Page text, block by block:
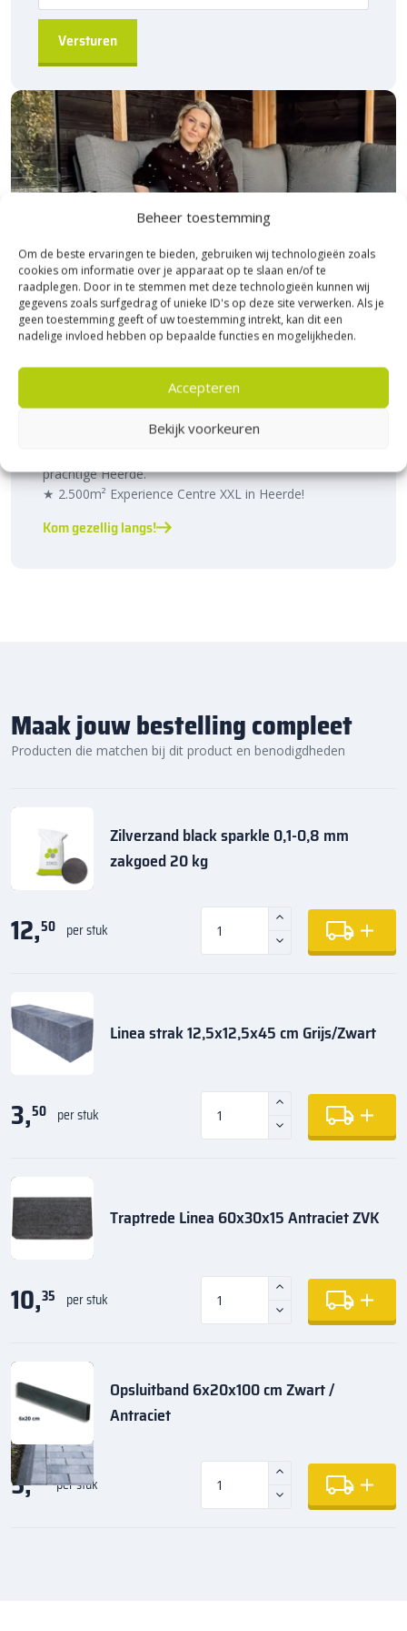
Beheer toestemming
Om de beste ervaringen te bieden, gebruiken wij technologieën zoals
cookies om informatie over je apparaat op te slaan en/of te
raadplegen. Door in te stemmen met deze technologieën kunnen wij
gegevens zoals surfgedrag of unieke ID's op deze site verwerken. Als je
geen toestemming geeft of uw toestemming intrekt, kan dit een
nadelige invloed hebben op bepaalde functies en mogelijkheden.
Accepteren
Bekijk voorkeuren
voordelige prijs van Stonique trommel dikformaat bij
Sierbestratingsmarkt.com.
Bezoek Experience Centre XXL
Heerde!
prachtige Heerde.
★ 2.500m² Experience Centre XXL in Heerde!
Kom gezellig langs!
Maak jouw bestelling compleet
Producten die matchen bij dit product en benodigdheden
Zilverzand black sparkle 0,1-0,8 mm
zakgoed 20 kg
12,50 per stuk
Linea strak 12,5x12,5x45 cm Grijs/Zwart
3,50 per stuk
Traptrede Linea 60x30x15 Antraciet ZVK
10,35 per stuk
Opsluitband 6x20x100 cm Zwart /
Antraciet
5,35 per stuk